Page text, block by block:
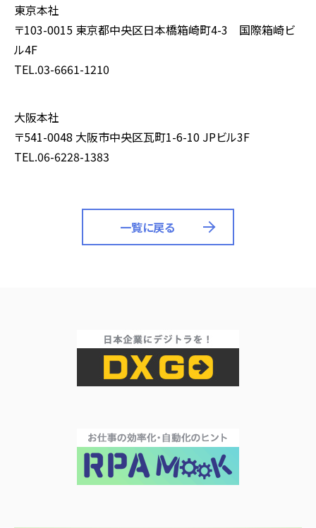
東京本社
〒103-0015 東京都中央区日本橋箱崎町4-3 国際箱崎ビ
ル4F
TEL.03-6661-1210
大阪本社
〒541-0048 大阪市中央区瓦町1-6-10 JPビル3F
TEL.06-6228-1383
一覧に戻る